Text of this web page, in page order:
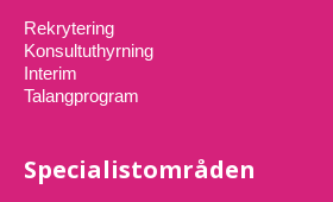
Rekrytering
Konsultuthyrning
Interim
Talangprogram
Specialistområden